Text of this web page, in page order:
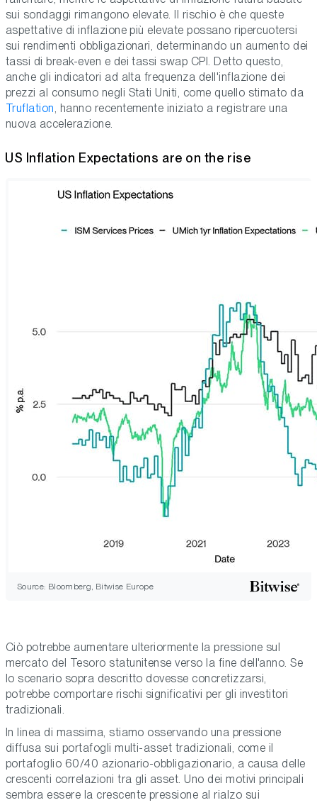
sui sondaggi rimangono elevate. Il rischio è che queste
aspettative di inflazione più elevate possano ripercuotersi
sui rendimenti obbligazionari, determinando un aumento dei
tassi di break-even e dei tassi swap CPI. Detto questo,
anche gli indicatori ad alta frequenza dell'inflazione dei
prezzi al consumo negli Stati Uniti, come quello stimato da
Truflation, hanno recentemente iniziato a registrare una
nuova accelerazione.
US Inflation Expectations are on the rise
Source: Bloomberg, Bitwise Europe
Ciò potrebbe aumentare ulteriormente la pressione sul
mercato del Tesoro statunitense verso la fine dell'anno. Se
lo scenario sopra descritto dovesse concretizzarsi,
potrebbe comportare rischi significativi per gli investitori
tradizionali.
In linea di massima, stiamo osservando una pressione
diffusa sui portafogli multi-asset tradizionali, come il
portafoglio 60/40 azionario-obbligazionario, a causa delle
crescenti correlazioni tra gli asset. Uno dei motivi principali
sembra essere la crescente pressione al rialzo sui